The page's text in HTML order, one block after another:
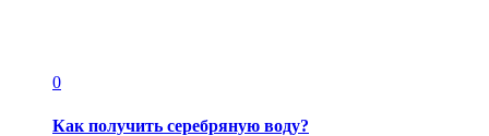
0
Как получить серебряную воду?